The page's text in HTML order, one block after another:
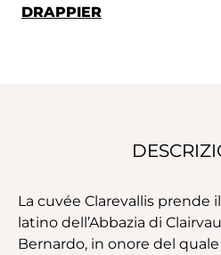
DRAPPIER
La cuvée Clarevallis prende
latino dell’Abbazia di
Bernardo, in onore del